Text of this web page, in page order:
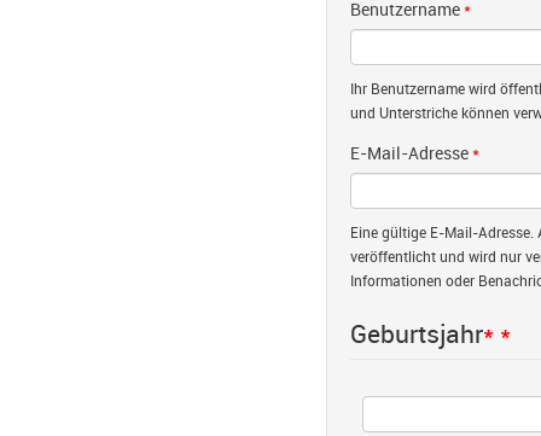
Benutzername *
Ihr Benutzername wird
und Unterstriche können
E-Mail-Adresse *
Eine gültige E-Mail-Adresse.
veröffentlicht und wird nur
Informationen oder
Geburtsjahr* *